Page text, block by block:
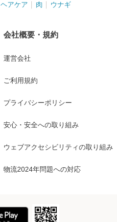
ヘアケア 肉 ウナギ
会社概要・規約
運営会社
ご利用規約
プライバシーポリシー
安心・安全への取り組み
ウェブアクセシビリティの取り組み
物流2024年問題への対応